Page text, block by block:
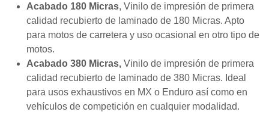
Acabado 180 Micras, Vinilo de impresión de primera
calidad recubierto de laminado de 180 Micras. Apto
para motos de carretera y uso ocasional en otro tipo de
motos.
Acabado 380 Micras, Vinilo de impresión de primera
calidad recubierto de laminado de 380 Micras. Ideal
para usos exhaustivos en MX o Enduro así como en
vehículos de competición en cualquier modalidad.
Marketing
Al compartir tus
intereses y
comportamiento
nuestro sitio,
aumentas la
posibilidad de
ver contenido y
ofertas